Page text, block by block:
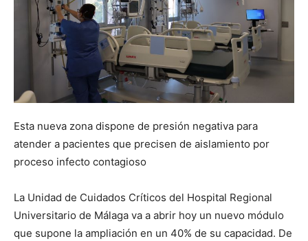
Esta nueva zona dispone de presión negativa para
atender a pacientes que precisen de aislamiento por
proceso infecto contagioso
La Unidad de Cuidados Críticos del Hospital Regional
Universitario de Málaga va a abrir hoy un nuevo módulo
que supone la ampliación en un 40% de su capacidad. De